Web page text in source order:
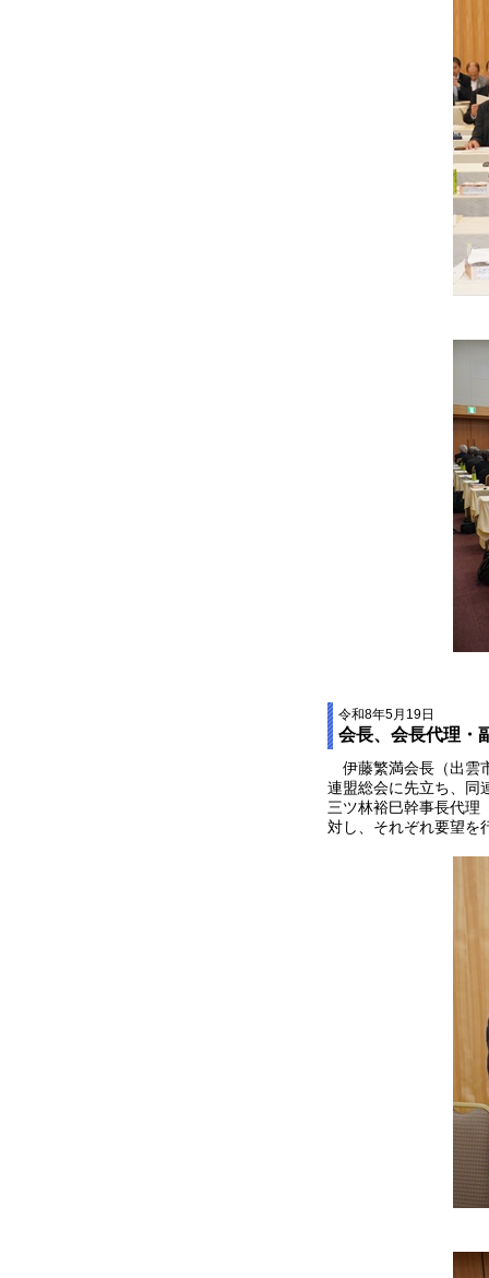
令和8年5月19日
会長、会長代理・
伊藤繁満会長（出雲
連盟総会に先立ち、
三ツ林裕巳幹事長代理
対し、それぞれ要望を